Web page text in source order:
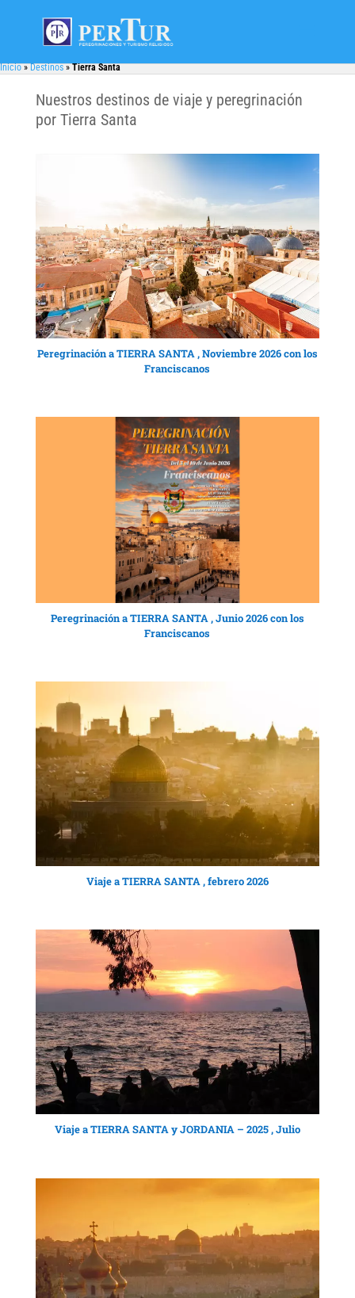
Inicio»Destinos»Tierra Santa
Nuestros destinos de viaje y peregrinación
por Tierra Santa
Peregrinación a TIERRA SANTA , Noviembre 2026 con los
Franciscanos
Peregrinación a TIERRA SANTA , Junio 2026 con los
Franciscanos
Viaje a TIERRA SANTA , febrero 2026
Viaje a TIERRA SANTA y JORDANIA – 2025 , Julio